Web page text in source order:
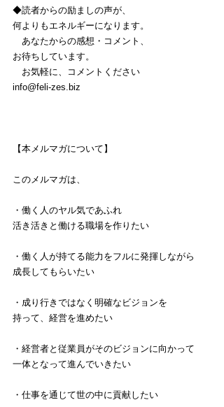
◆読者からの励ましの声が、
何よりもエネルギーになります。
あなたからの感想・コメント、
お待ちしています。
お気軽に、コメントください
info@feli-zes.biz
【本メルマガについて】
このメルマガは、
・働く人のヤル気であふれ
活き活きと働ける職場を作りたい
・働く人が持てる能力をフルに発揮しながら
成長してもらいたい
・成り行きではなく明確なビジョンを
持って、経営を進めたい
・経営者と従業員がそのビジョンに向かって
一体となって進んでいきたい
・仕事を通じて世の中に貢献したい